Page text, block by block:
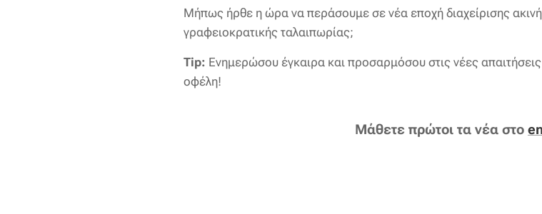
Μήπως ήρθε η ώρα να περάσουμε σε νέα εποχή διαχείρισης
γραφειοκρατικής ταλαιπωρίας;
Tip: Ενημερώσου έγκαιρα και προσαρμόσου στις νέες
οφέλη!
Μάθετε πρώτοι τα νέα στο